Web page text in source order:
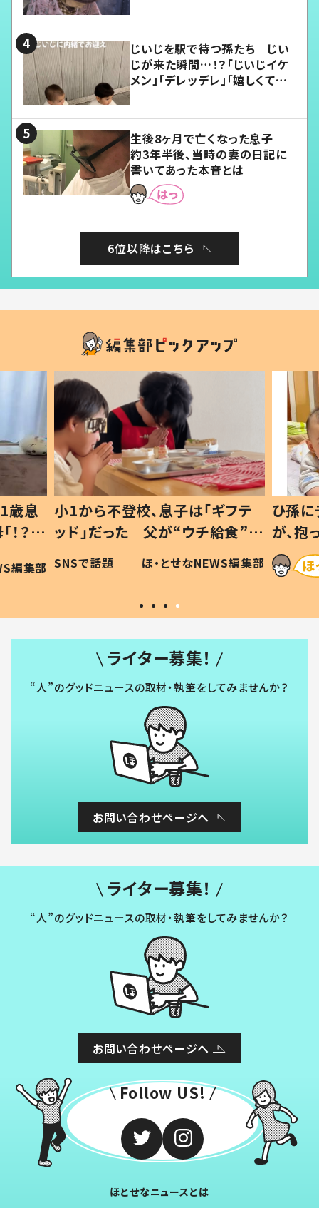
じいじを駅で待つ孫たち じい
じが来た瞬間…！？「じいじイケ
メン」「デレッデレ」「嬉しくて可
生後8ヶ月で亡くなった息子
約3年半後、当時の妻の日記に
書いてあった本音とは
6位以降はこちら
歳息
？」
編集部
小1から不登校、息子は「ギフテ
ッド」だった 父が“ウチ給食”を
作り続ける理由とは #令和の親
#令和の子
SNSで話題 ほ・とせなNEWS編集部
ひ孫
が、
「涙が
い」
ライター募集！
“人”のグッドニュースの取材・執筆をしてみませんか？
お問い合わせページへ
ライター募集！
“人”のグッドニュースの取材・執筆をしてみませんか？
お問い合わせページへ
Follow US!
ほとせなニュースとは